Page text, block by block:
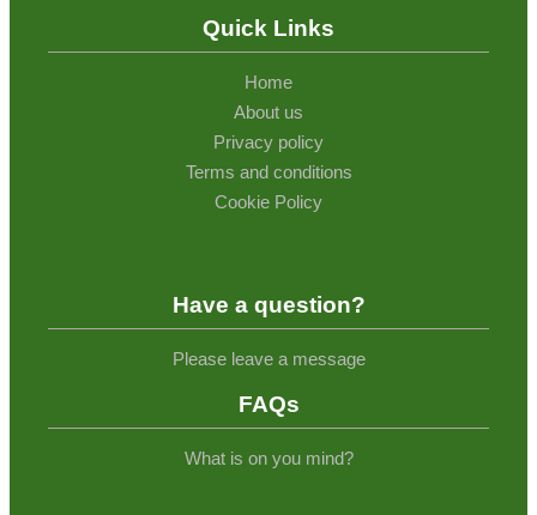
Quick Links
Home
About us
Privacy policy
Terms and conditions
Cookie Policy
Have a question?
Please leave a message
FAQs
What is on you mind?